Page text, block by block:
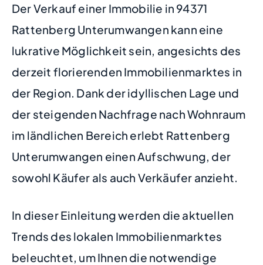
Der Verkauf einer Immobilie in 94371
Rattenberg Unterumwangen kann eine
lukrative Möglichkeit sein, angesichts des
derzeit florierenden Immobilienmarktes in
der Region. Dank der idyllischen Lage und
der steigenden Nachfrage nach Wohnraum
im ländlichen Bereich erlebt Rattenberg
Unterumwangen einen Aufschwung, der
sowohl Käufer als auch Verkäufer anzieht.
In dieser Einleitung werden die aktuellen
Trends des lokalen Immobilienmarktes
beleuchtet, um Ihnen die notwendige